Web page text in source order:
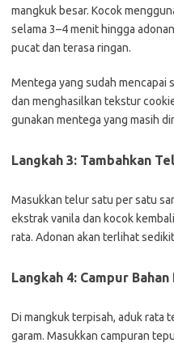
mangkuk besar. Kocok
selama 3–4 menit hingga
pucat dan terasa ringan.
Mentega yang sudah mencapai
dan menghasilkan tekstur
gunakan mentega yang masih
Langkah 3: Tambahkan
Masukkan telur satu per satu
ekstrak vanila dan kocok
rata. Adonan akan terlihat
Langkah 4: Campur
Di mangkuk terpisah, aduk rata
garam. Masukkan campuran